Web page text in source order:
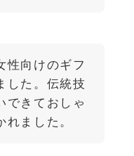
性向けのギフ
した。伝統技
できておしゃ
ました。